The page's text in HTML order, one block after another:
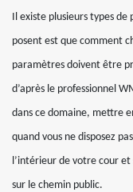
Il existe plusieurs types
posent est que comment
paramètres doivent être
d’après le professionnel
dans ce domaine, mettre
quand vous ne disposez
l’intérieur de votre cour
sur le chemin public.